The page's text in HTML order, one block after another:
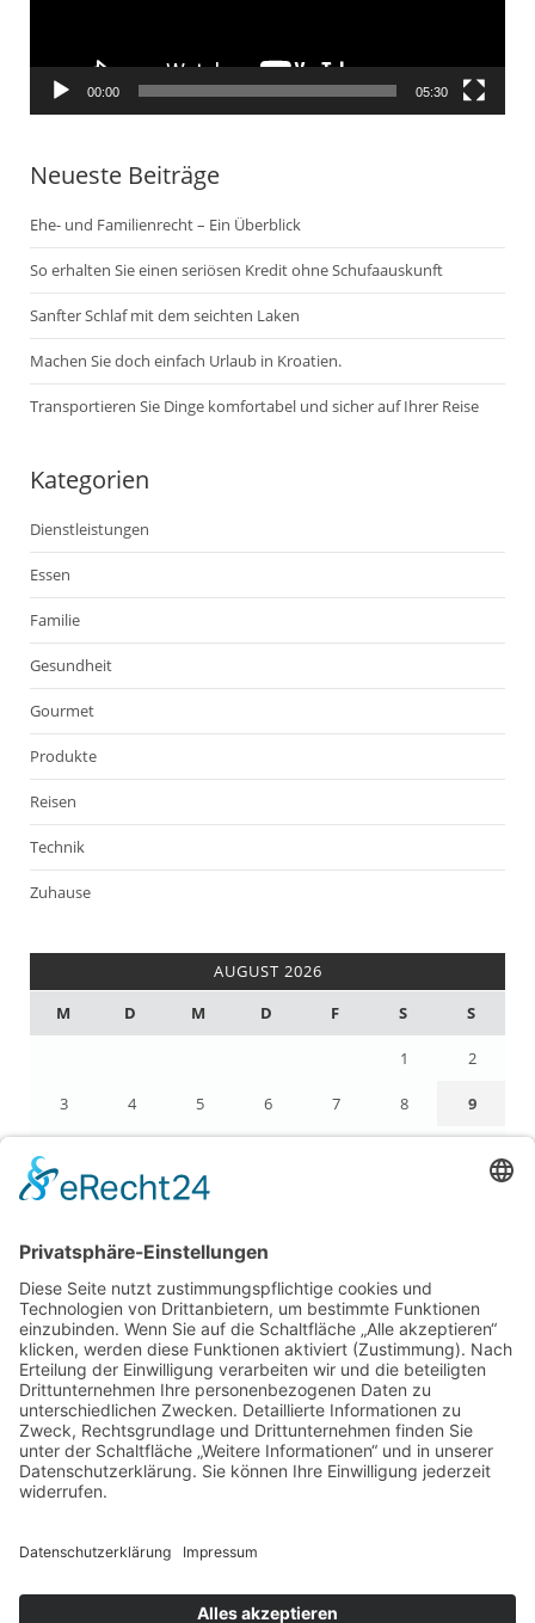
00:00 05:30
Neueste Beiträge
Ehe- und Familienrecht – Ein Überblick
So erhalten Sie einen seriösen Kredit ohne Schufaauskunft
Sanfter Schlaf mit dem seichten Laken
Machen Sie doch einfach Urlaub in Kroatien.
Transportieren Sie Dinge komfortabel und sicher auf Ihrer Reise
Kategorien
Dienstleistungen
Essen
Familie
Gesundheit
Gourmet
Produkte
Reisen
Technik
Zuhause
AUGUST 2026
M
D M D F S S
1 2
3 4 5 6 7 8 9
17 18 19
26
31
« Apr.
LEGAL
Impressum